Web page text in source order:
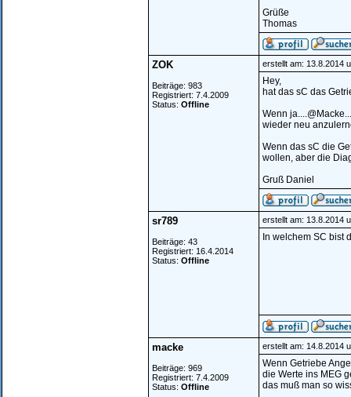
Grüße
Thomas
ZOK
Beiträge: 983
Registriert: 7.4.2009
Status: Offline
erstellt am: 13.8.2014
Hey,
hat das sC das
Wenn
wieder neu
Wenn das sC die
wollen, aber die
Gruß Daniel
sr789
Beiträge: 43
Registriert: 16.4.2014
Status: Offline
erstellt am: 13.8.2014
In welchem SC bist
macke
Beiträge: 969
Registriert: 7.4.2009
Status: Offline
erstellt am: 14.8.2014
Wenn Getriebe
die Werte ins MEG
das muß man so